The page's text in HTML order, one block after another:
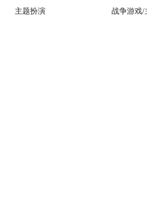
主题扮演 战争游戏/